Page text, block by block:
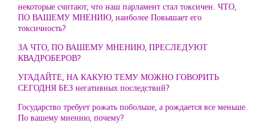
некоторые считают, что наш парламент стал токсичен. ЧТО,
ПО ВАШЕМУ МНЕНИЮ, наиболее Повышает его
токсичность?
ЗА ЧТО, ПО ВАШЕМУ МНЕНИЮ, ПРЕСЛЕДУЮТ
КВАДРОБЕРОВ?
УГАДАЙТЕ, НА КАКУЮ ТЕМУ МОЖНО ГОВОРИТЬ
СЕГОДНЯ БЕЗ негативных последствий?
Государство требует рожать побольше, а рождается все меньше.
По вашему мнению, почему?